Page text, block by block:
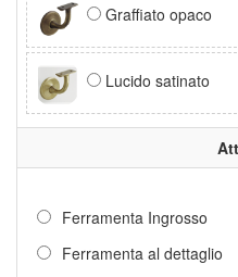
Graffiato opaco
Lucido satinato
Ferramenta Ingrosso
Ferramenta al dettaglio